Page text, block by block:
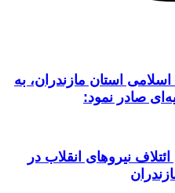
استان مازندران، به
صادر نمود:
نیروهای انقلاب در